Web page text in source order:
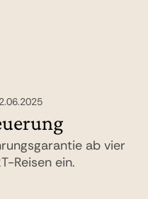
ab vier
Reisen ein.